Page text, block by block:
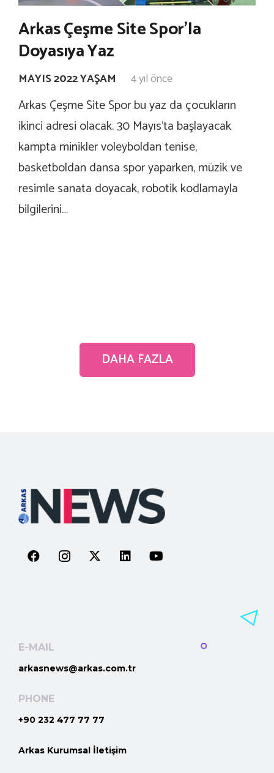
Arkas Çeşme Site Spor’la
Doyasıya Yaz
MAYIS 2022 YAŞAM 4 yıl önce
Arkas Çeşme Site Spor bu yaz da çocukların
ikinci adresi olacak. 30 Mayıs’ta başlayacak
kampta minikler voleyboldan tenise,
basketboldan dansa spor yaparken, müzik ve
resimle sanata doyacak, robotik kodlamayla
bilgilerini…
DAHA FAZLA
E-MAIL
arkasnews@arkas.com.tr
PHONE
+90 232 477 77 77
Arkas Kurumsal İletişim